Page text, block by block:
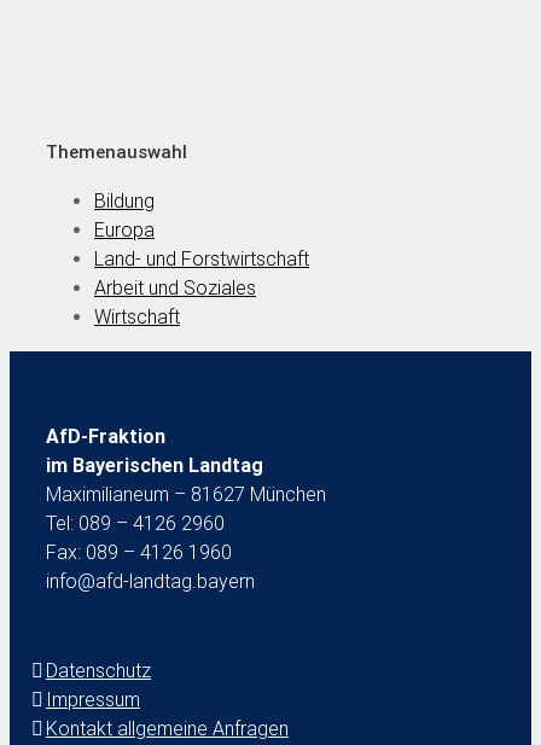
Themenauswahl
Bildung
Europa
Land- und Forstwirtschaft
Arbeit und Soziales
Wirtschaft
AfD-Fraktion
im Bayerischen Landtag
Maximilianeum – 81627 München
Tel: 089 – 4126 2960
Fax: 089 – 4126 1960
info@afd-landtag.bayern
Datenschutz
Impressum
Kontakt allgemeine Anfragen